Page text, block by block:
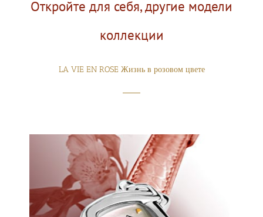
Откройте для себя, другие модели
коллекции
LA VIE EN ROSE Жизнь в розовом цвете